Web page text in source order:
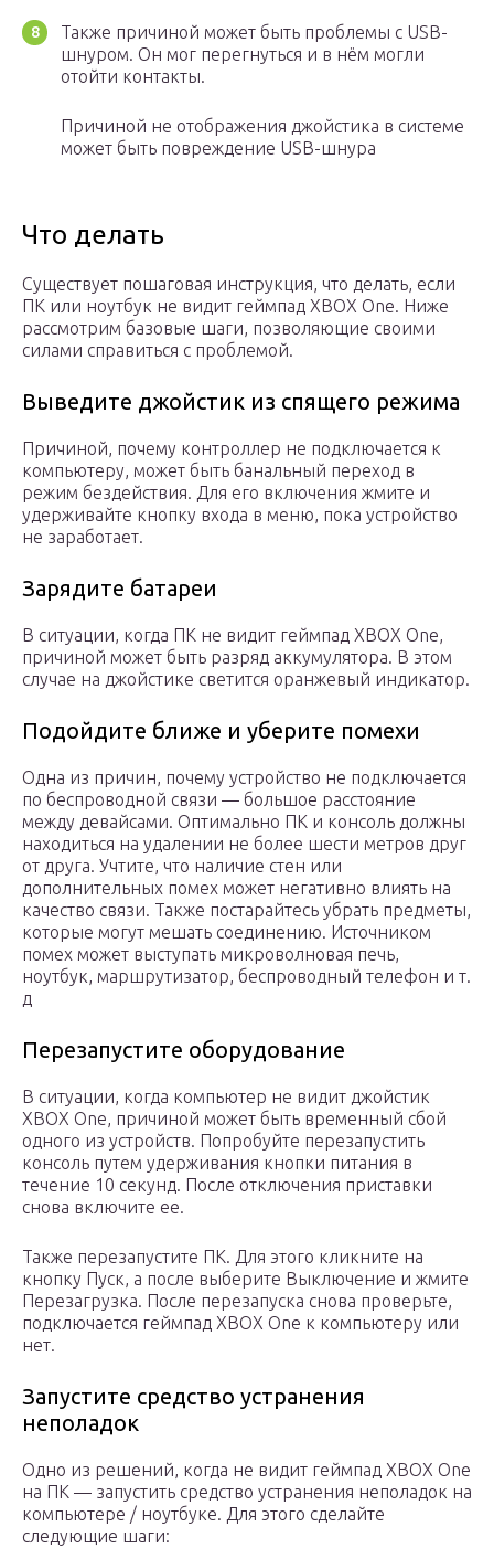
Также причиной может быть проблемы с USB-
шнуром. Он мог перегнуться и в нём могли
отойти контакты.
Причиной не отображения джойстика в системе
может быть повреждение USB-шнура
Что делать
Существует пошаговая инструкция, что делать, если
ПК или ноутбук не видит геймпад XBOX One. Ниже
рассмотрим базовые шаги, позволяющие своими
силами справиться с проблемой.
Выведите джойстик из спящего режима
Причиной, почему контроллер не подключается к
компьютеру, может быть банальный переход в
режим бездействия. Для его включения жмите и
удерживайте кнопку входа в меню, пока устройство
не заработает.
Зарядите батареи
В ситуации, когда ПК не видит геймпад XBOX One,
причиной может быть разряд аккумулятора. В этом
случае на джойстике светится оранжевый индикатор.
Подойдите ближе и уберите помехи
Одна из причин, почему устройство не подключается
по беспроводной связи — большое расстояние
между девайсами. Оптимально ПК и консоль должны
находиться на удалении не более шести метров друг
от друга. Учтите, что наличие стен или
дополнительных помех может негативно влиять на
качество связи. Также постарайтесь убрать предметы,
которые могут мешать соединению. Источником
помех может выступать микроволновая печь,
ноутбук, маршрутизатор, беспроводный телефон и т.
д
Перезапустите оборудование
В ситуации, когда компьютер не видит джойстик
XBOX One, причиной может быть временный сбой
одного из устройств. Попробуйте перезапустить
консоль путем удерживания кнопки питания в
течение 10 секунд. После отключения приставки
снова включите ее.
Также перезапустите ПК. Для этого кликните на
кнопку Пуск, а после выберите Выключение и жмите
Перезагрузка. После перезапуска снова проверьте,
подключается геймпад XBOX One к компьютеру или
нет.
Запустите средство устранения
неполадок
Одно из решений, когда не видит геймпад XBOX One
на ПК — запустить средство устранения неполадок на
компьютере / ноутбуке. Для этого сделайте
следующие шаги: